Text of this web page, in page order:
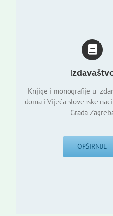
Knjige i monografije u
doma i Vijeća slovenske
Grada
OPŠIRNIJE